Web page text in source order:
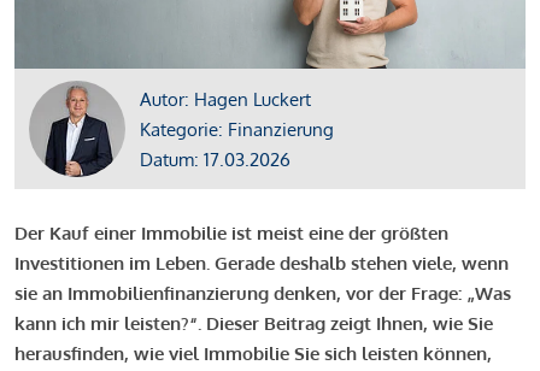
Autor: Hagen Luckert
Kategorie: Finanzierung
Datum: 17.03.2026
Der Kauf einer Immobilie ist meist eine der größten
Investitionen im Leben. Gerade deshalb stehen viele, wenn
sie an Immobilienfinanzierung denken, vor der Frage: „Was
kann ich mir leisten?“. Dieser Beitrag zeigt Ihnen, wie Sie
herausfinden, wie viel Immobilie Sie sich leisten können,